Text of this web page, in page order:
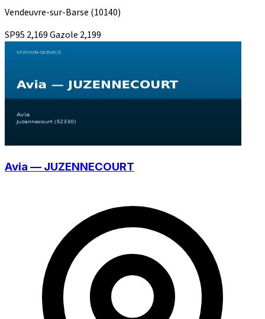
Vendeuvre-sur-Barse (10140)
SP95 2,169Gazole 2,199
Avia — JUZENNECOURT